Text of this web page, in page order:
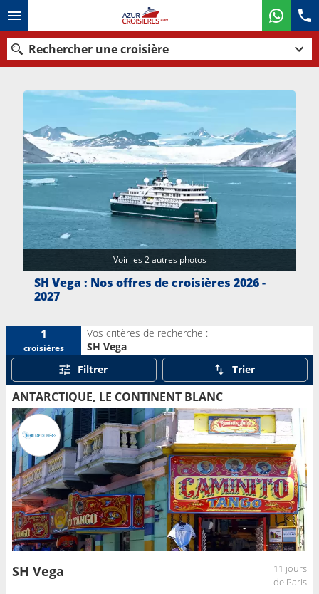
Rechercher une croisière
Nos destinations
Mois de départ
Ports Compagnies
Rechercher
SH Vega : Nos offres de croisières 2026 -
2027
Voir les 2 autres photos
1
croisières
Vos critères de recherche :
SH Vega
Filtrer Trier
ANTARCTIQUE, LE CONTINENT BLANC
SH Vega
11 jours
de Paris